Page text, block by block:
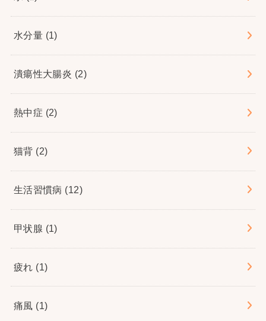
水分量 (1)
潰瘍性大腸炎 (2)
熱中症 (2)
猫背 (2)
生活習慣病 (12)
甲状腺 (1)
疲れ (1)
痛風 (1)